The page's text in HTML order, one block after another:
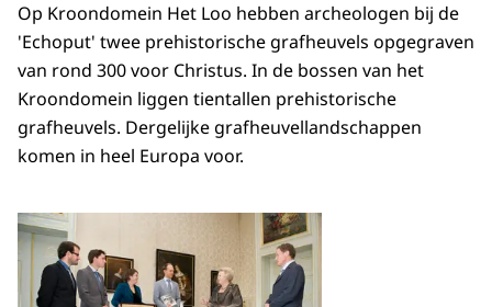
Op Kroondomein Het Loo hebben archeologen bij de
'Echoput' twee prehistorische grafheuvels opgegraven
van rond 300 voor Christus. In de bossen van het
Kroondomein liggen tientallen prehistorische
grafheuvels. Dergelijke grafheuvellandschappen
komen in heel Europa voor.
Open de galerij in vergrote